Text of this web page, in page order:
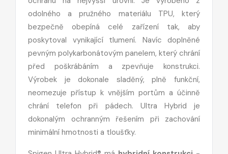
odolného a pružného materiálu TPU, který
bezpečně obepíná celé zařízení tak, aby
poskytoval vynikající tlumení. Navíc doplněné
pevným polykarbonátovým panelem, který chrání
před poškrábáním a zpevňuje konstrukci.
Výrobek je dokonale sladěný, plně funkční,
neomezuje přístup k vnějším portům a účinně
chrání telefon při pádech. Ultra Hybrid je
dokonalým ochranným řešením při zachování
minimální hmotnosti a tloušťky.